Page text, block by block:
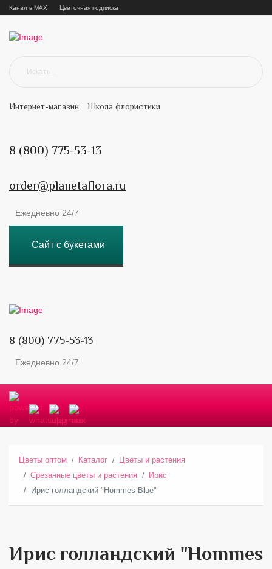
Канал в MAX Цветочная подписка
Интернет-магазин Школа флористики
8 (800) 775-53-13
order@planetaflora.ru
Ежедневно 24/7
Сайт с букетами
8 (800) 775-53-13
Ежедневно 24/7
Цветы оптом Каталог
Цветы и растения
Срезанные цветы и растения
Ирис
Ирис голландский "Hommes Blue"
Ирис голландский "Hommes